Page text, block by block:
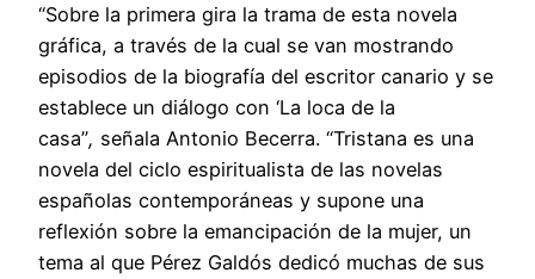
“Sobre la primera gira la trama de esta novela
gráfica, a través de la cual se van mostrando
episodios de la biografía del escritor canario y se
establece un diálogo con ‘La loca de la
casa”, señala Antonio Becerra. “Tristana es una
novela del ciclo espiritualista de las novelas
españolas contemporáneas y supone una
reflexión sobre la emancipación de la mujer, un
tema al que Pérez Galdós dedicó muchas de sus